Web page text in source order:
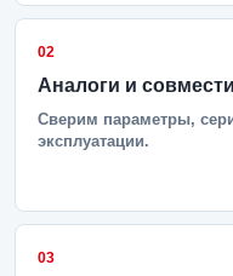
02
Аналоги и
Сверим параметры,
эксплуатации.
03